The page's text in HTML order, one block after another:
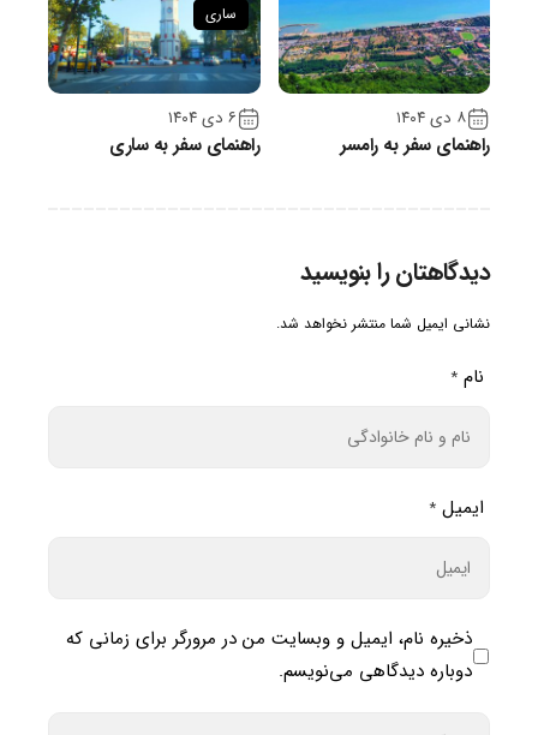
۸ دی ۱۴۰۴
راهنمای سفر به رامسر
۶ دی ۱۴۰۴
راهنمای سفر به ساری
ساری
دیدگاهتان را بنویسید
نشانی ایمیل شما منتشر نخواهد شد.
نام *
ایمیل *
ذخیره نام، ایمیل و وبسایت من در مرورگر برای زمانی که
دوباره دیدگاهی می‌نویسم.